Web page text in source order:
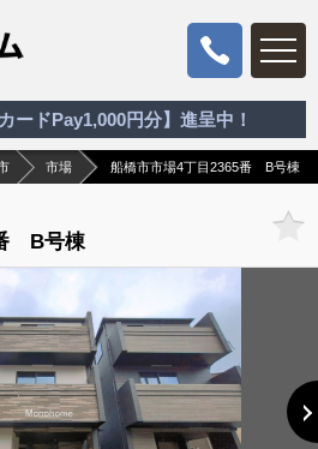
ードPay1,000円分】進呈中！
市場 船橋市市場4丁目2365番 B号棟
B号棟